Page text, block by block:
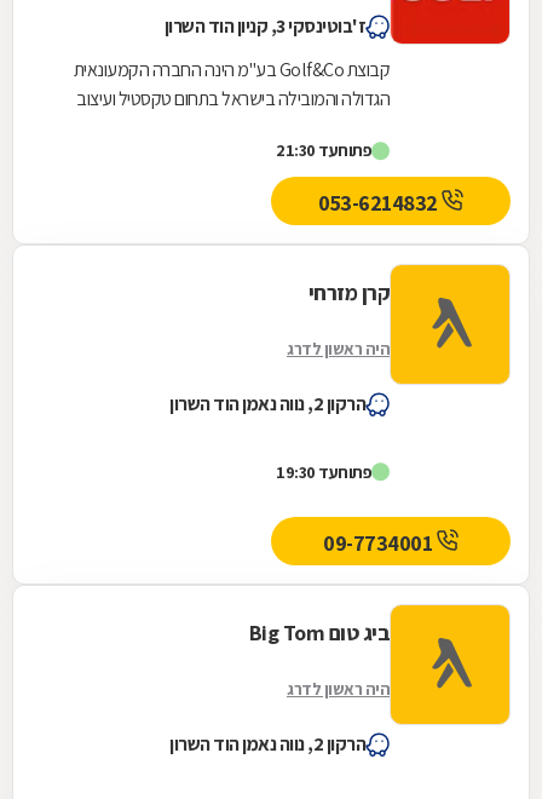
ז'בוטינסקי 3, קניון הוד השרון
קבוצת Golf&Co בע"מ הינה החברה הקמעונאית
הגדולה והמובילה בישראל בתחום טקסטיל ועיצוב
חנויות,...
פתוחעד 21:30
קרן מזרחי
היה ראשון לדרג
הרקון 2, נווה נאמן הוד השרון
פתוחעד 19:30
ביג טום Big Tom
היה ראשון לדרג
הרקון 2, נווה נאמן הוד השרון